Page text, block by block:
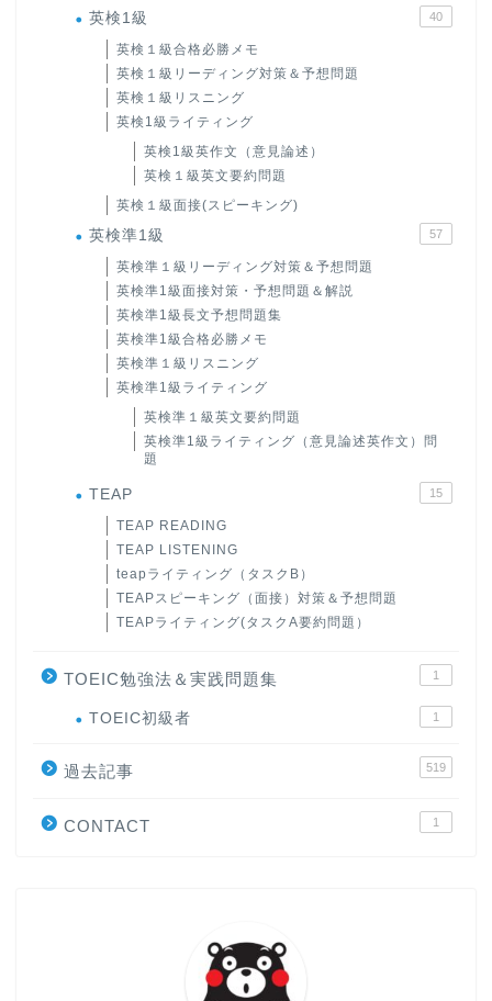
英検1級 40
英検１級合格必勝メモ
英検１級リーディング対策＆予想問題
英検１級リスニング
英検1級ライティング
英検1級英作文（意見論述）
英検１級英文要約問題
英検１級面接(スピーキング)
英検準1級 57
英検準１級リーディング対策＆予想問題
英検準1級面接対策・予想問題＆解説
英検準1級長文予想問題集
英検準1級合格必勝メモ
英検準１級リスニング
英検準1級ライティング
英検準１級英文要約問題
英検準1級ライティング（意見論述英作文）問
題
TEAP 15
TEAP READING
TEAP LISTENING
teapライティング（タスクB）
TEAPスピーキング（面接）対策＆予想問題
TEAPライティング(タスクA要約問題）
TOEIC勉強法＆実践問題集 1
TOEIC初級者 1
過去記事 519
CONTACT 1
大学入試英語対策講座